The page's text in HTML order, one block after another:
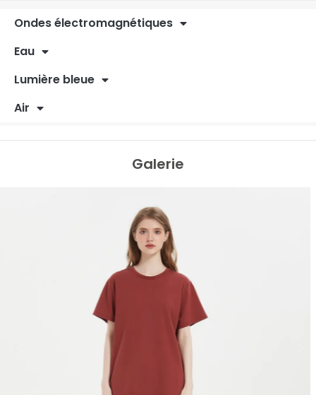
Ondes électromagnétiques
Eau
Lumière bleue
Air
Galerie